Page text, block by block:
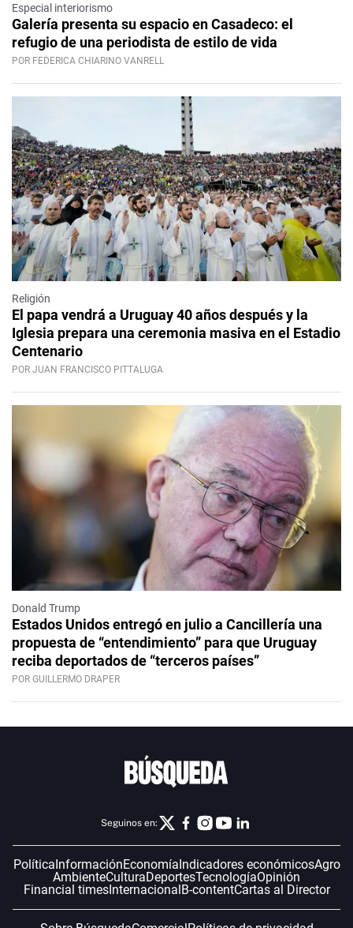
Especial interiorismo
Galería presenta su espacio en Casadeco: el
refugio de una periodista de estilo de vida
POR FEDERICA CHIARINO VANRELL
Religión
El papa vendrá a Uruguay 40 años después y la
Iglesia prepara una ceremonia masiva en el Estadio
Centenario
POR JUAN FRANCISCO PITTALUGA
Donald Trump
Estados Unidos entregó en julio a Cancillería una
propuesta de “entendimiento” para que Uruguay
reciba deportados de “terceros países”
POR GUILLERMO DRAPER
Seguinos en:
PolíticaInformaciónEconomíaIndicadores económicosAgro
AmbienteCulturaDeportesTecnologíaOpinión
Financial timesInternacionalB-contentCartas al Director